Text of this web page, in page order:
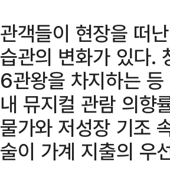
관객들이 현장을 떠
습관의 변화가 있다.
6관왕을 차지하는 등
내 뮤지컬 관람 의
물가와 저성장 기조
술이 가계 지출의 우